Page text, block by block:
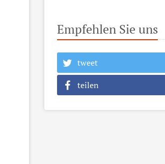
Empfehlen Sie uns
tweet
teilen